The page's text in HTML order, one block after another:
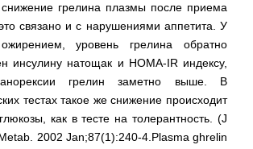
снижение грелина плазмы после приема
связано и с нарушениями аппетита. У
уровень грелина обратно
инсулину натощак и HOMA-IR индексу,
грелин заметно выше. В
тестах такое же снижение происходит
как в тесте на толерантность. (J
2002 Jan;87(1):240-4.Plasma ghrelin